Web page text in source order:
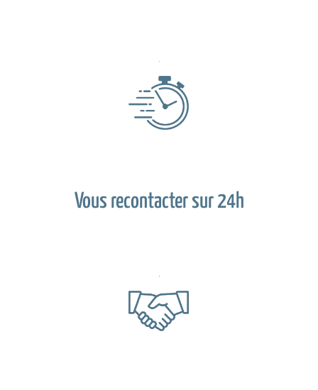
Vous recontacter sur 24h